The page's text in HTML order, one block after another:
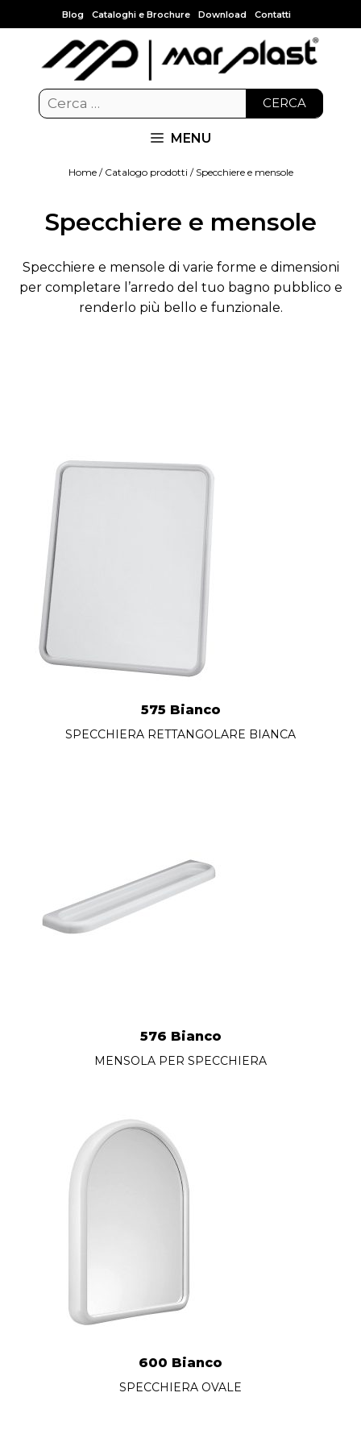
Blog Cataloghi e Brochure Download Contatti
CERCA
MENU
Home/ Catalogo prodotti / Specchiere e mensole
Specchiere e mensole
Specchiere e mensole di varie forme e dimensioni
per completare l’arredo del tuo bagno pubblico e
renderlo più bello e funzionale.
575 Bianco
SPECCHIERA RETTANGOLARE BIANCA
576 Bianco
MENSOLA PER SPECCHIERA
600 Bianco
SPECCHIERA OVALE